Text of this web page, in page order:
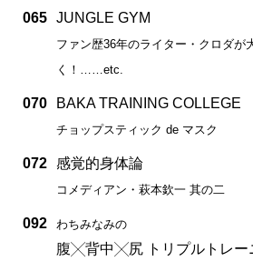
065 JUNGLE GYM
ファン歴36年のライター・クロダが
く！……etc.
070 BAKA TRAINING COLLEGE
チョップスティック de マスク
072 感覚的身体論
コメディアン・萩本欽一 其の二
092 わちみなみの
腹╳背中╳尻 トリプルトレー